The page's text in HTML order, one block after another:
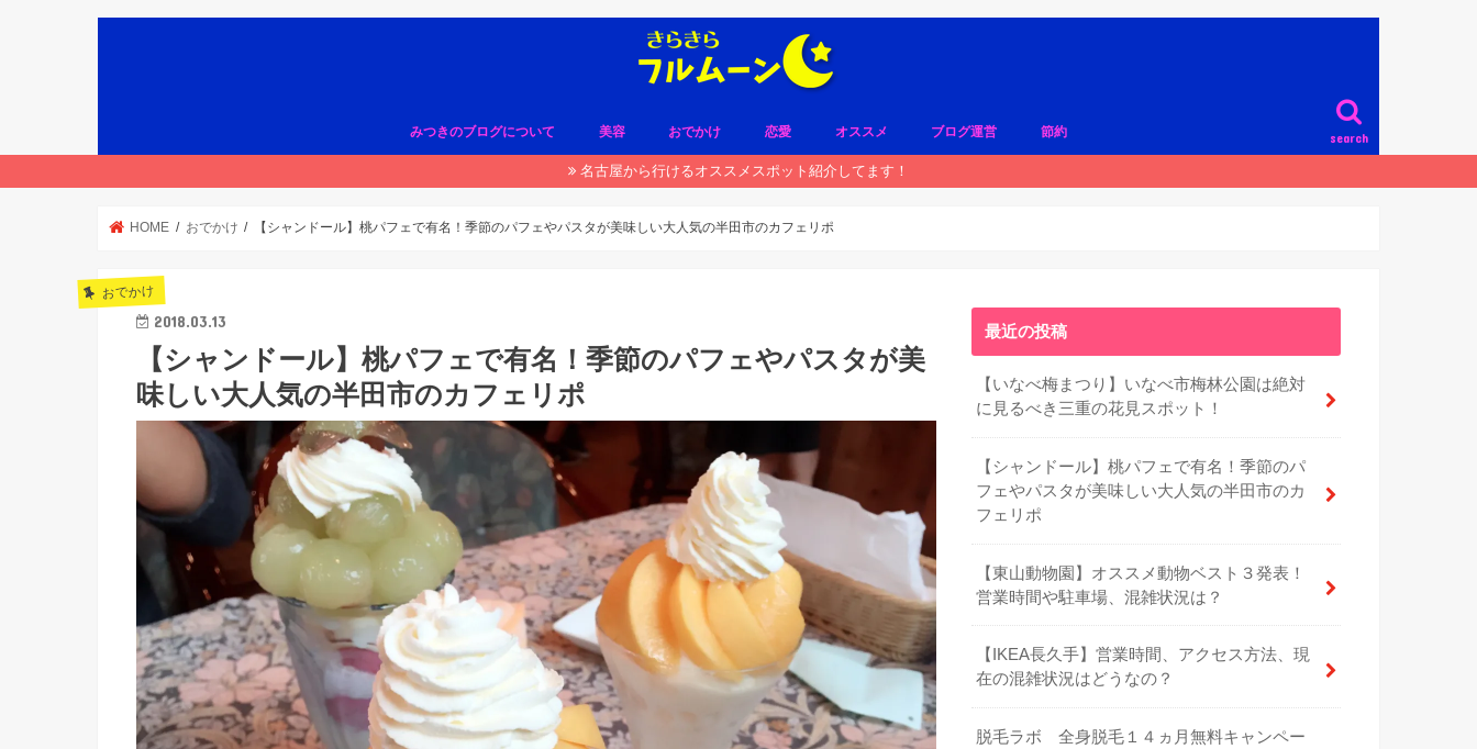
search
みつきのブログについて 美容 おでかけ 恋愛 オススメ ブログ運営 節約
名古屋から行けるオススメスポット紹介してます！
HOME おでかけ 【シャンドール】桃パフェで有名！季節のパフェやパスタが美味しい大人気の半田市のカフェリポ
おでかけ
2018.03.13
【シャンドール】桃パフェで有名！季節のパフェやパスタが美
味しい大人気の半田市のカフェリポ
最近の投稿
【いなべ梅まつり】いなべ市梅林公園は絶対
に見るべき三重の花見スポット！
【シャンドール】桃パフェで有名！季節のパ
フェやパスタが美味しい大人気の半田市のカ
フェリポ
【東山動物園】オススメ動物ベスト３発表！
営業時間や駐車場、混雑状況は？
【IKEA長久手】営業時間、アクセス方法、現
在の混雑状況はどうなの？
脱毛ラボ 全身脱毛１４ヵ月無料キャンペー